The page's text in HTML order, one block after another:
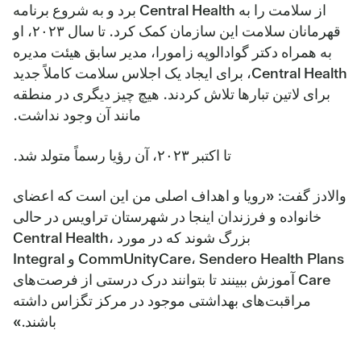
از سلامت را به Central Health برد و به شروع برنامه
قهرمانان سلامت این سازمان کمک کرد. تا سال ۲۰۲۳، او
به همراه دکتر گوادالوپه زامورا، مدیر سابق هیئت مدیره
Central Health، برای ایجاد یک اجلاس سلامت کاملاً جدید
برای لاتین تبارها تلاش کردند. هیچ چیز دیگری در منطقه
مانند آن وجود نداشت.
تا اکتبر ۲۰۲۳، آن رؤیا رسماً متولد شد.
والادز گفت: «رویا و اهداف اصلی من این است که اعضای
خانواده و فرزندان اینجا در شهرستان تراویس در حالی
بزرگ شوند که در مورد Central Health،
CommUnityCare، Sendero Health Plans و Integral
Care آموزش ببینند تا بتوانند درک درستی از فرصت‌های
مراقبت‌های بهداشتی موجود در مرکز تگزاس داشته
باشند.»